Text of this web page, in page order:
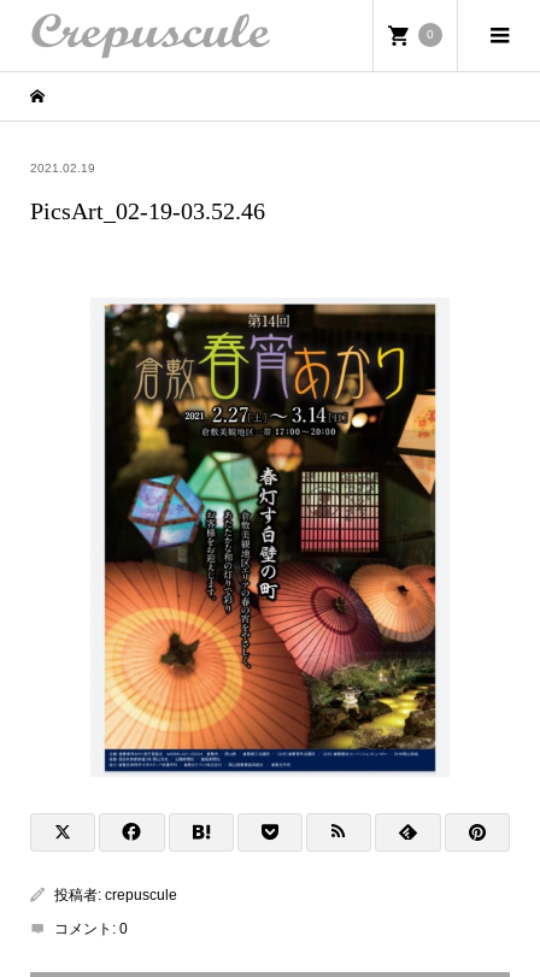
0
2021.02.19
PicsArt_02-19-03.52.46
投稿者: crepuscule
コメント: 0